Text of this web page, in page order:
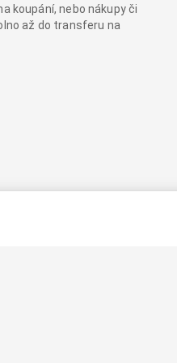
koupání, nebo nákupy či
až do transferu na